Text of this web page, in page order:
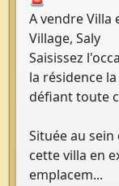
A vendre Villa
Village, Saly
Saisissez
la résidence
défiant toute
Située au
cette villa en
emplacem...